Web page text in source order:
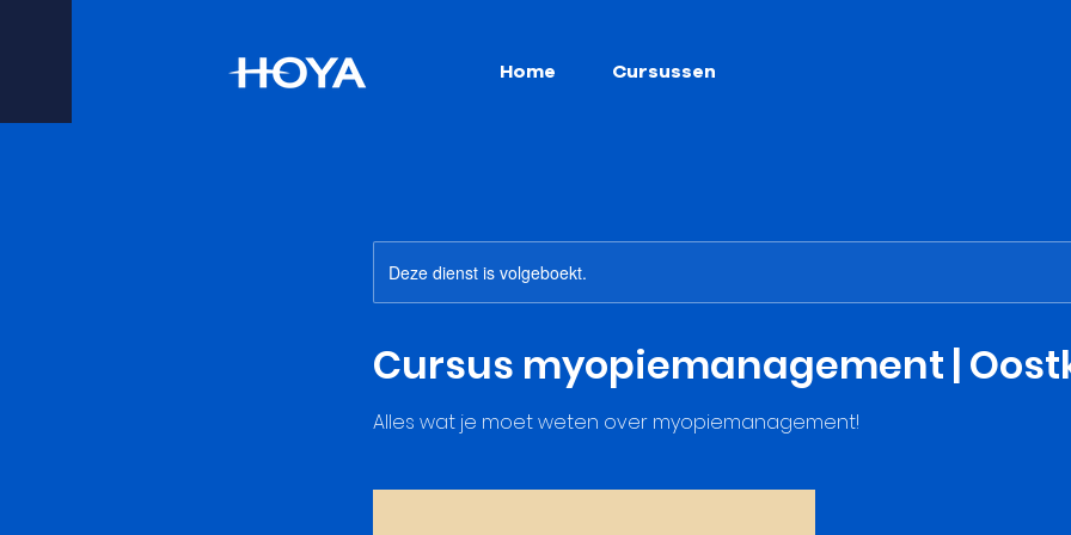
Home Cursussen
Deze dienst is volgeboekt.
Cursus myopiemanagement |
Alles wat je moet weten over myopiemanagement!